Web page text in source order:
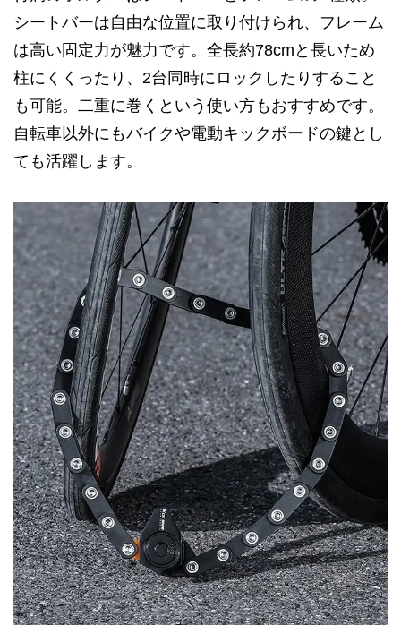
シートバーは自由な位置に取り付けられ、フレーム
は高い固定力が魅力です。全長約78cmと長いため
柱にくくったり、2台同時にロックしたりすること
も可能。二重に巻くという使い方もおすすめです。
自転車以外にもバイクや電動キックボードの鍵とし
ても活躍します。